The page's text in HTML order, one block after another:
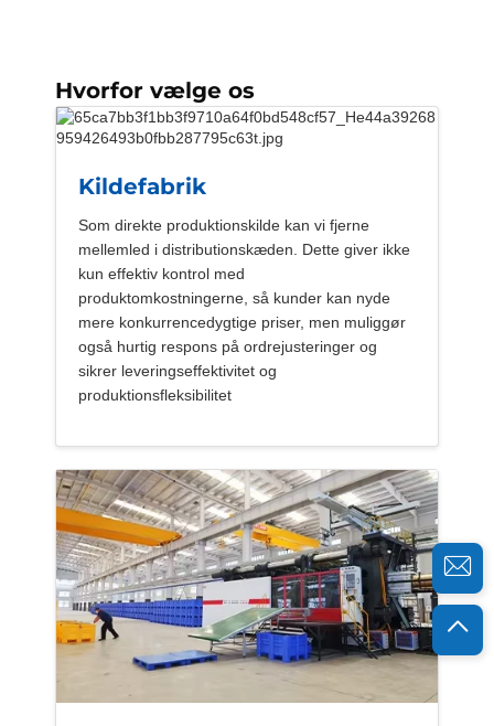
Hvorfor vælge os
Kildefabrik
Som direkte produktionskilde kan vi fjerne
mellemled i distributionskæden. Dette giver ikke
kun effektiv kontrol med
produktomkostningerne, så kunder kan nyde
mere konkurrencedygtige priser, men muliggør
også hurtig respons på ordrejusteringer og
sikrer leveringseffektivitet og
produktionsfleksibilitet